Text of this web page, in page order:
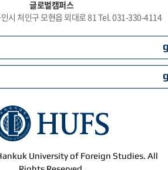
글로벌캠퍼스
시 처인구 모현읍 외대로 81 Tel. 031-330-4114
University of Foreign Studies. All